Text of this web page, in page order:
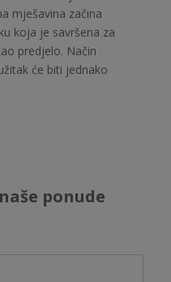
mješavina začina
koja je savršena za
predjelo. Način
će biti jednako
ponude